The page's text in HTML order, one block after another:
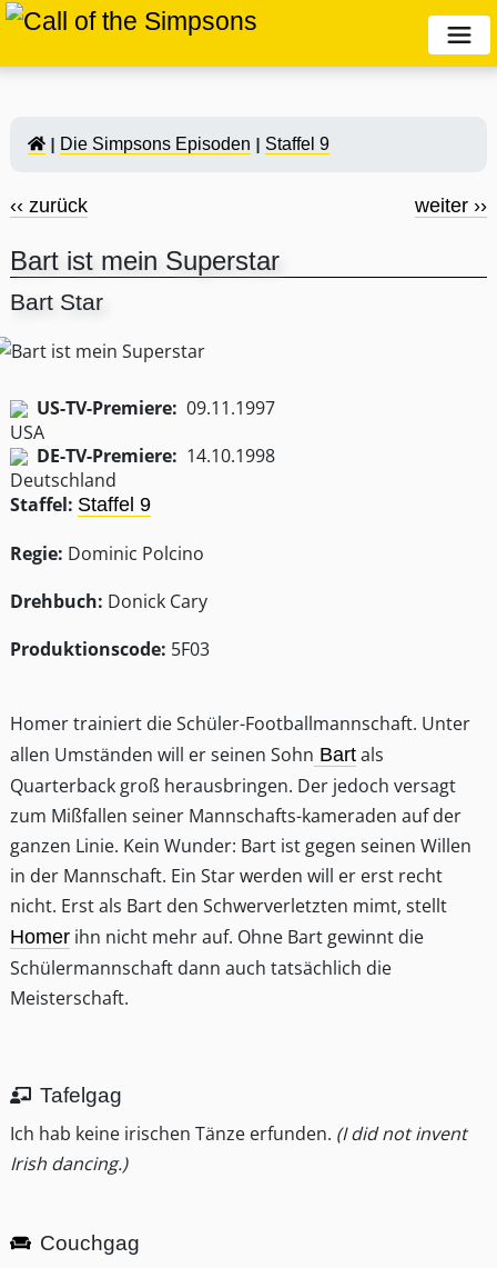
Die Simpsons Episoden Staffel 9
‹‹ zurück weiter ››
Bart ist mein Superstar
Bart Star
US-TV-Premiere: 09.11.1997
DE-TV-Premiere: 14.10.1998
Staffel: Staffel 9
Regie: Dominic Polcino
Drehbuch: Donick Cary
Produktionscode: 5F03
Homer trainiert die Schüler-Footballmannschaft. Unter
allen Umständen will er seinen Sohn Bart als
Quarterback groß herausbringen. Der jedoch versagt
zum Mißfallen seiner Mannschafts-kameraden auf der
ganzen Linie. Kein Wunder: Bart ist gegen seinen Willen
in der Mannschaft. Ein Star werden will er erst recht
nicht. Erst als Bart den Schwerverletzten mimt, stellt
Homer ihn nicht mehr auf. Ohne Bart gewinnt die
Schülermannschaft dann auch tatsächlich die
Meisterschaft.
Tafelgag
Ich hab keine irischen Tänze erfunden. (I did not invent
Irish dancing.)
Couchgag